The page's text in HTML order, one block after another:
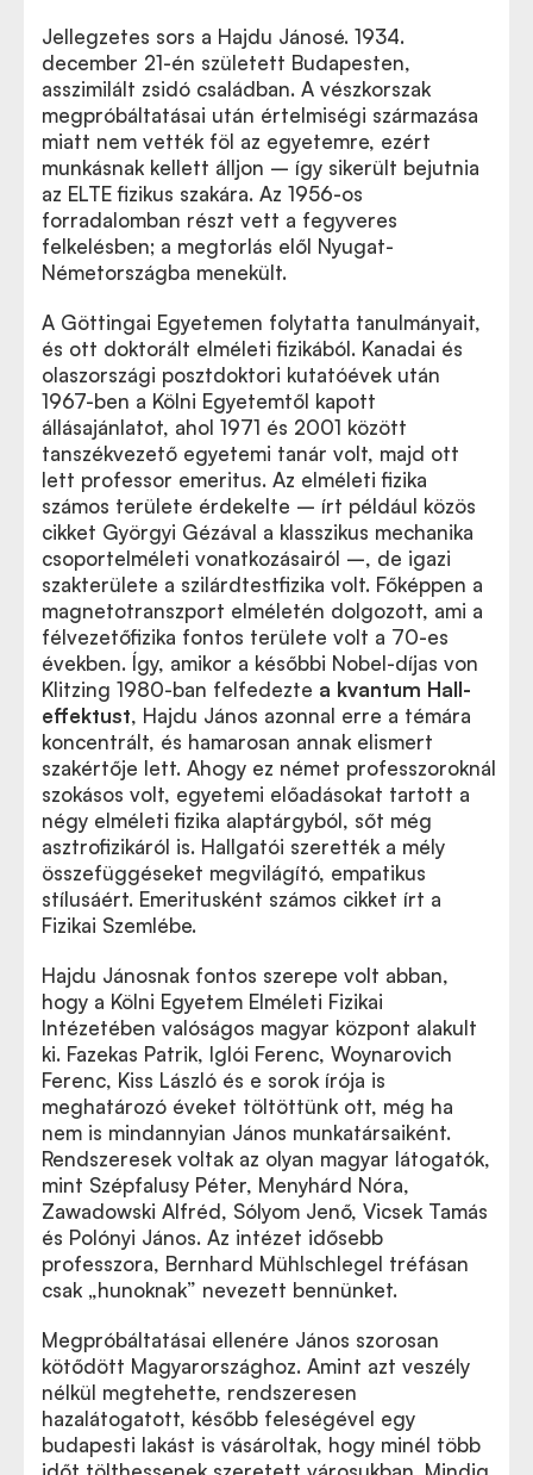
Jellegzetes sors a Hajdu Jánosé. 1934.
december 21-én született Budapesten,
asszimilált zsidó családban. A vészkorszak
megpróbáltatásai után értelmiségi származása
miatt nem vették föl az egyetemre, ezért
munkásnak kellett álljon – így sikerült bejutnia
az ELTE fizikus szakára. Az 1956-os
forradalomban részt vett a fegyveres
felkelésben; a megtorlás elől Nyugat-
Németországba menekült.
A Göttingai Egyetemen folytatta tanulmányait,
és ott doktorált elméleti fizikából. Kanadai és
olaszországi posztdoktori kutatóévek után
1967-ben a Kölni Egyetemtől kapott
állásajánlatot, ahol 1971 és 2001 között
tanszékvezető egyetemi tanár volt, majd ott
lett professor emeritus. Az elméleti fizika
számos területe érdekelte – írt például közös
cikket Györgyi Gézával a klasszikus mechanika
csoportelméleti vonatkozásairól –, de igazi
szakterülete a szilárdtestfizika volt. Főképpen a
magnetotranszport elméletén dolgozott, ami a
félvezetőfizika fontos területe volt a 70-es
években. Így, amikor a későbbi Nobel-díjas von
Klitzing 1980-ban felfedezte a kvantum Hall-
effektust, Hajdu János azonnal erre a témára
koncentrált, és hamarosan annak elismert
szakértője lett. Ahogy ez német professzoroknál
szokásos volt, egyetemi előadásokat tartott a
négy elméleti fizika alaptárgyból, sőt még
asztrofizikáról is. Hallgatói szerették a mély
összefüggéseket megvilágító, empatikus
stílusáért. Emeritusként számos cikket írt a
Fizikai Szemlébe.
Hajdu Jánosnak fontos szerepe volt abban,
hogy a Kölni Egyetem Elméleti Fizikai
Intézetében valóságos magyar központ alakult
ki. Fazekas Patrik, Iglói Ferenc, Woynarovich
Ferenc, Kiss László és e sorok írója is
meghatározó éveket töltöttünk ott, még ha
nem is mindannyian János munkatársaiként.
Rendszeresek voltak az olyan magyar látogatók,
mint Szépfalusy Péter, Menyhárd Nóra,
Zawadowski Alfréd, Sólyom Jenő, Vicsek Tamás
és Polónyi János. Az intézet idősebb
professzora, Bernhard Mühlschlegel tréfásan
csak „hunoknak” nevezett bennünket.
Megpróbáltatásai ellenére János szorosan
kötődött Magyarországhoz. Amint azt veszély
nélkül megtehette, rendszeresen
hazalátogatott, később feleségével egy
budapesti lakást is vásároltak, hogy minél több